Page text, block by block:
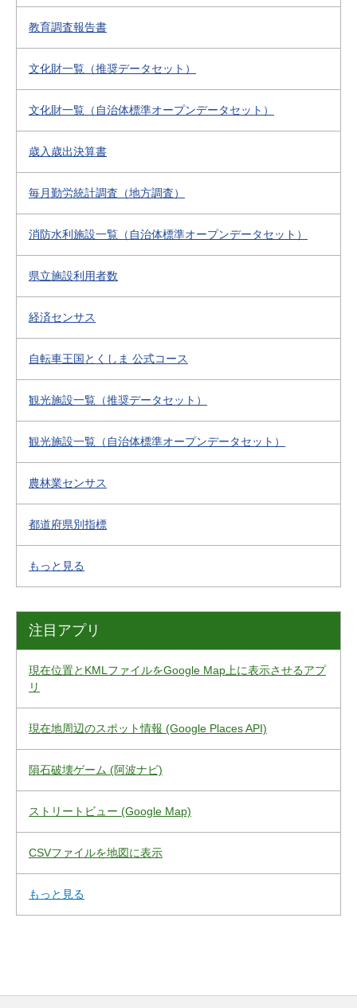
教育調査報告書
文化財一覧（推奨データセット）
文化財一覧（自治体標準オープンデータセット）
歳入歳出決算書
毎月勤労統計調査（地方調査）
消防水利施設一覧（自治体標準オープンデータセット）
県立施設利用者数
経済センサス
自転車王国とくしま 公式コース
観光施設一覧（推奨データセット）
観光施設一覧（自治体標準オープンデータセット）
農林業センサス
都道府県別指標
もっと見る
注目アプリ
現在位置とKMLファイルをGoogle Map上に表示させるアプ
リ
現在地周辺のスポット情報 (Google Places API)
隕石破壊ゲーム (阿波ナビ)
ストリートビュー (Google Map)
CSVファイルを地図に表示
もっと見る